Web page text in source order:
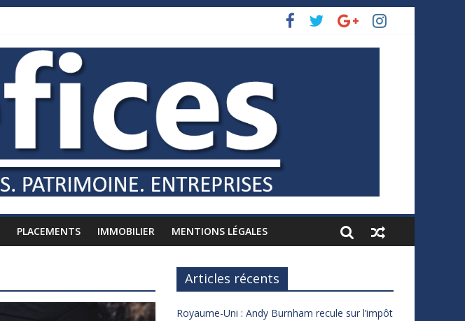
PLACEMENTS IMMOBILIER MENTIONS LÉGALES
Articles récents
Royaume-Uni : Andy Burnham recule sur l’impôt